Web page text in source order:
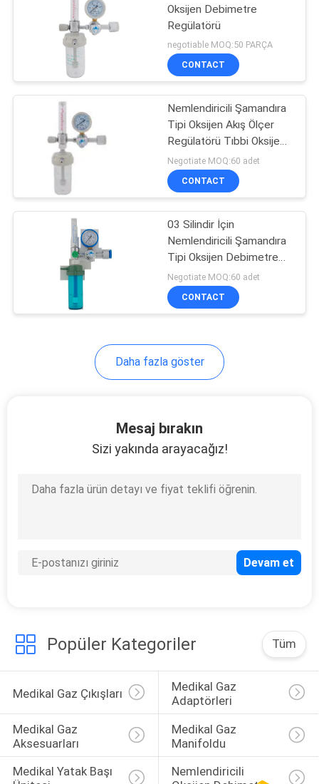
ISTEĞI
HARITASI
PRIVACY
POLICY
Medikal Gaz
Manifoldu
Medikal Yatak Başı
Ünitesi
1
Nemlendiricili
Regülatörü
Debimetre
Medikal
Debimetreler
1
Oksijen Debimetre
Regülatörü
negotiable MOQ:50 PARÇA
CONTACT
Nemlendiricili Şamandıra
Tipi Oksijen Akış Ölçer
Regülatörü Tıbbi Oksijen
Akış Ölçer
Negotiate MOQ:60 adet
CONTACT
03 Silindir İçin
Nemlendiricili Şamandıra
Tipi Oksijen Debimetre
Regülatörü
Negotiate MOQ:60 adet
CONTACT
Daha fazla göster
Mesaj bırakın
Sizi yakında arayacağız!
Popüler Kategoriler Tüm
Medikal Gaz Çıkışları
Medikal Gaz
Adaptörleri
Medikal Gaz
Aksesuarları
Medikal Gaz
Manifoldu
Medikal Yatak Başı
Nemlendiricili